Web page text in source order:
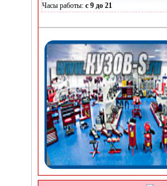
Часы работы: с 9 до 21